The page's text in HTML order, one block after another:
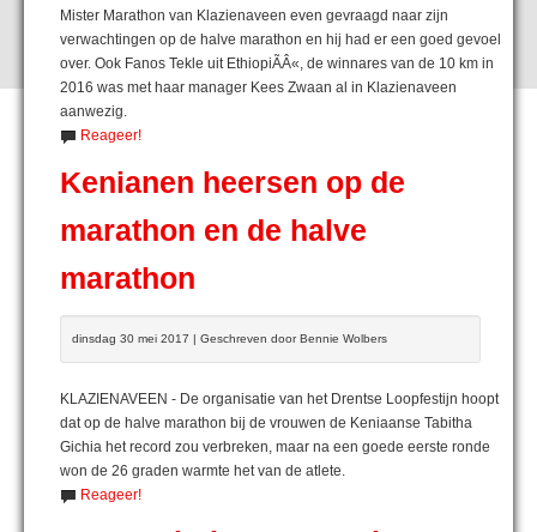
Mister Marathon van Klazienaveen even gevraagd naar zijn
verwachtingen op de halve marathon en hij had er een goed gevoel
over. Ook Fanos Tekle uit EthiopiÃÂ«, de winnares van de 10 km in
2016 was met haar manager Kees Zwaan al in Klazienaveen
aanwezig.
Reageer!
Kenianen heersen op de
marathon en de halve
marathon
dinsdag 30 mei 2017 | Geschreven door Bennie Wolbers
KLAZIENAVEEN - De organisatie van het Drentse Loopfestijn hoopt
dat op de halve marathon bij de vrouwen de Keniaanse Tabitha
Gichia het record zou verbreken, maar na een goede eerste ronde
won de 26 graden warmte het van de atlete.
Reageer!